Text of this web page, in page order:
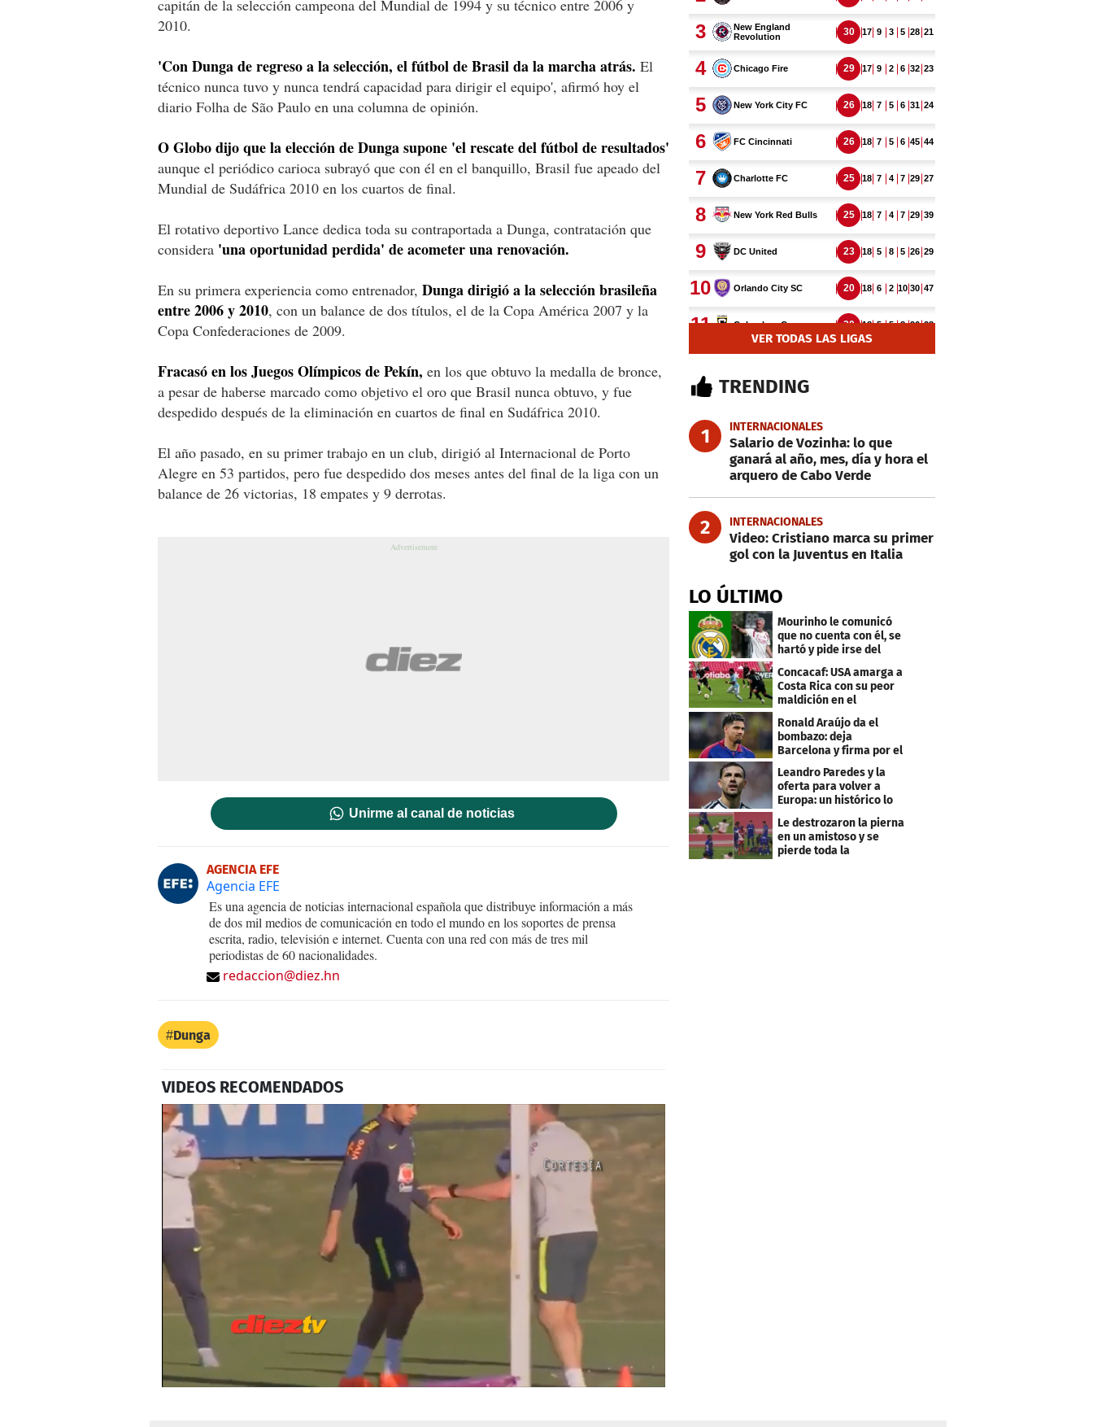
capitán de la selección campeona del Mundial de 1994 y su técnico entre 2006 y
2010.
'Con Dunga de regreso a la selección, el fútbol de Brasil da la marcha atrás. El
técnico nunca tuvo y nunca tendrá capacidad para dirigir el equipo', afirmó hoy el
diario Folha de São Paulo en una columna de opinión.
O Globo dijo que la elección de Dunga supone 'el rescate del fútbol de resultados'
aunque el periódico carioca subrayó que con él en el banquillo, Brasil fue apeado del
Mundial de Sudáfrica 2010 en los cuartos de final.
El rotativo deportivo Lance dedica toda su contraportada a Dunga, contratación que
considera 'una oportunidad perdida' de acometer una renovación.
En su primera experiencia como entrenador, Dunga dirigió a la selección brasileña
entre 2006 y 2010, con un balance de dos títulos, el de la Copa América 2007 y la
Copa Confederaciones de 2009.
Fracasó en los Juegos Olímpicos de Pekín, en los que obtuvo la medalla de bronce,
a pesar de haberse marcado como objetivo el oro que Brasil nunca obtuvo, y fue
despedido después de la eliminación en cuartos de final en Sudáfrica 2010.
El año pasado, en su primer trabajo en un club, dirigió al Internacional de Porto
Alegre en 53 partidos, pero fue despedido dos meses antes del final de la liga con un
balance de 26 victorias, 18 empates y 9 derrotas.
Unirme al canal de noticias
AGENCIA EFE
Agencia EFE
Es una agencia de noticias internacional española que distribuye información a más
de dos mil medios de comunicación en todo el mundo en los soportes de prensa
escrita, radio, televisión e internet. Cuenta con una red con más de tres mil
periodistas de 60 nacionalidades.
redaccion@diez.hn
Dunga
VIDEOS RECOMENDADOS
VER TODAS LAS LIGAS
TRENDING
1 INTERNACIONALES
Salario de Vozinha: lo que
ganará al año, mes, día y hora el
arquero de Cabo Verde
2 INTERNACIONALES
Video: Cristiano marca su primer
gol con la Juventus en Italia
LO ÚLTIMO
Mourinho le comunicó
que no cuenta con él, se
hartó y pide irse del
Concacaf: USA amarga a
Costa Rica con su peor
maldición en el
premundial Sub-20
Ronald Araújo da el
bombazo: deja
Barcelona y firma por el
club menos pensado
Leandro Paredes y la
oferta para volver a
Europa: un histórico lo
Le destrozaron la pierna
en un amistoso y se
pierde toda la